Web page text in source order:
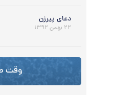
دعای پیرزن
۲۲ بهمن ۱۳۹۲
وقت